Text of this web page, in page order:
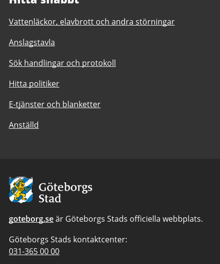
Vattenläckor, elavbrott och andra störningar
Anslagstavla
Sök handlingar och protokoll
Hitta politiker
E-tjänster och blanketter
Anställd
Avsändare:
Göteborgs
Stad
goteborg.seär Göteborgs Stads officiella webbplats.
Göteborgs Stads kontaktcenter:
Telefonnummer
031-365 00 00